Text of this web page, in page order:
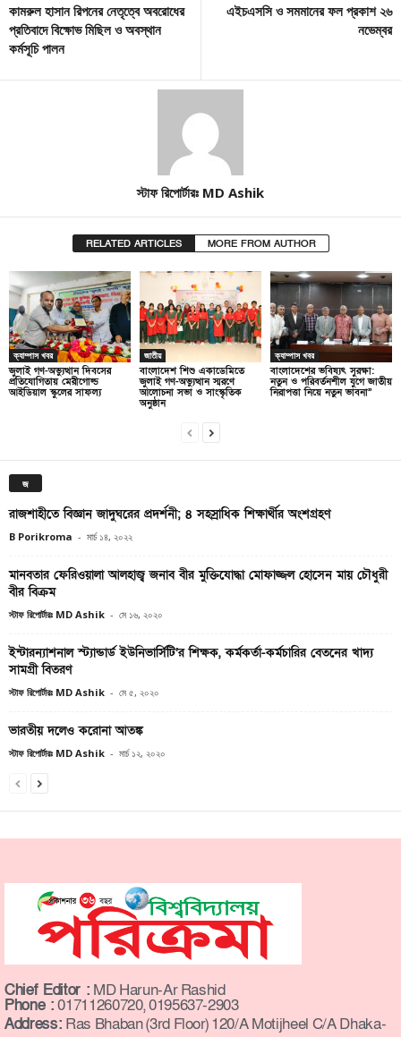
কামরুল হাসান রিপনের নেতৃত্বে অবরোধের
প্রতিবাদে বিক্ষোভ মিছিল ও অবস্থান
কর্মসূচি পালন
এইচএসসি ও সমমানের ফল প্রকাশ ২৬
নভেম্বর
স্টাফ রিপোর্টারঃ MD Ashik
RELATED ARTICLES MORE FROM AUTHOR
ক্যাম্পাস খবর
জুলাই গণ-অভ্যুত্থান দিবসের
প্রতিযোগিতায় মেরীগোল্ড
আইডিয়াল স্কুলের সাফল্য
জাতীয়
বাংলাদেশ শিশু একাডেমিতে
জুলাই গণ-অভ্যুত্থান স্মরণে
আলোচনা সভা ও সাংস্কৃতিক
অনুষ্ঠান
ক্যাম্পাস খবর
বাংলাদেশের ভবিষ্যৎ সুরক্ষা:
নতুন ও পরিবর্তনশীল যুগে জাতীয়
নিরাপত্তা নিয়ে নতুন ভাবনা”
জ
রাজশাহীতে বিজ্ঞান জাদুঘরের প্রদর্শনী; ৪ সহস্রাধিক শিক্ষার্থীর অংশগ্রহণ
B Porikroma - মার্চ ১৪, ২০২২
মানবতার ফেরিওয়ালা আলহাজ্ব জনাব বীর মুক্তিযোদ্ধা মোফাজ্জল হোসেন মায় চৌধুরী
বীর বিক্রম
স্টাফ রিপোর্টারঃ MD Ashik - মে ১৬, ২০২০
ইন্টারন্যাশনাল স্ট্যান্ডার্ড ইউনিভার্সিটি’র শিক্ষক, কর্মকর্তা-কর্মচারির বেতনের খাদ্য
সামগ্রী বিতরণ
স্টাফ রিপোর্টারঃ MD Ashik - মে ৫, ২০২০
ভারতীয় দলেও করোনা আতঙ্ক
স্টাফ রিপোর্টারঃ MD Ashik - মার্চ ১২, ২০২০
Chief Editor : MD Harun-Ar Rashid
Phone :01711260720, 0195637-2903
Address: Ras Bhaban (3rd Floor) 120/A Motijheel C/A Dhaka-